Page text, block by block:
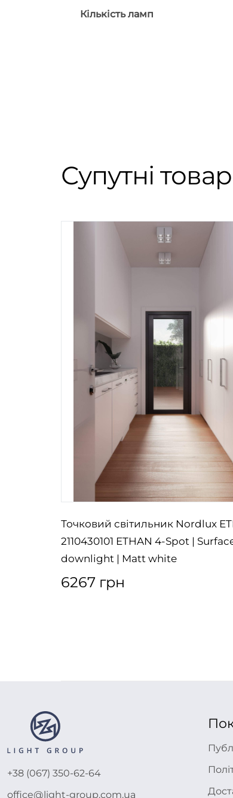
Кількість ламп
Супутні
Точковий світильник Nordlux
2110430101 ETHAN 4-Spot |
downlight | Matt white
6267 грн
+38 (067) 350-62-64
office@light-group.com.ua